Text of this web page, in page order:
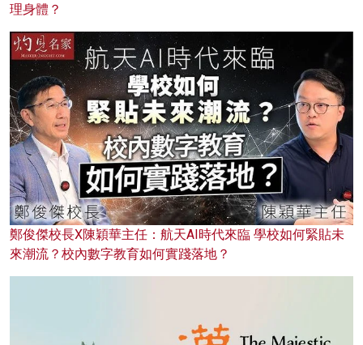
理身體？
鄭俊傑校長X陳穎華主任：航天AI時代來臨 學校如何緊貼未
來潮流？校內數字教育如何實踐落地？